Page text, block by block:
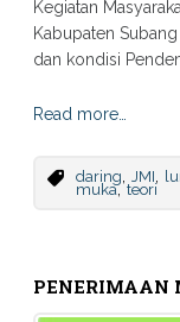
Kegiatan
Kabupaten
dan kondisi
Read more…
daring, JMI,
muka, teori
PENERIMAAN